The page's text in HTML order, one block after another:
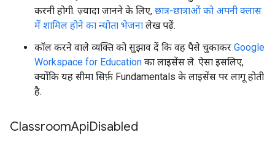
करनी होगी. ज़्यादा जानने के लिए, छात्र-छात्राओं को अपनी क्लास
में शामिल होने का न्योता भेजना लेख पढ़ें.
कॉल करने वाले व्यक्ति को सुझाव दें कि वह पैसे चुकाकर Google
Workspace for Education का लाइसेंस ले. ऐसा इसलिए,
क्योंकि यह सीमा सिर्फ़ Fundamentals के लाइसेंस पर लागू होती
है.
ClassroomApiDisabled